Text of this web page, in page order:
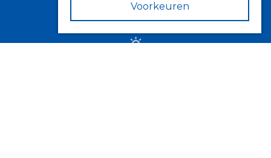
Verkooppunten
Voorkeuren